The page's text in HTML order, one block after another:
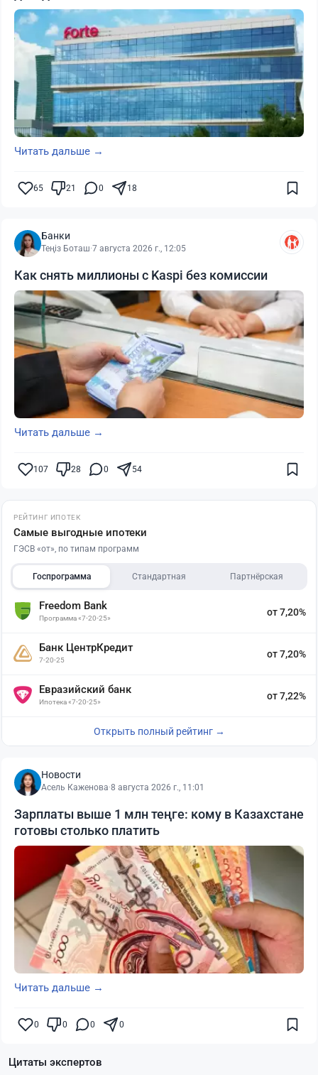
Читать дальше →
65 21 0 18
Банки
Теңіз Боташ·7 августа 2026 г., 12:05
Как снять миллионы с Kaspi без комиссии
Читать дальше →
107 28 0 54
РЕЙТИНГ ИПОТЕК
Самые выгодные ипотеки
ГЭСВ «от», по типам программ
Госпрограмма Стандартная Партнёрская
Freedom Bank
Программа «7-20-25»
от 7,20%
Банк ЦентрКредит
7-20-25
от 7,20%
Евразийский банк
Ипотека «7-20-25»
от 7,22%
Открыть полный рейтинг →
Новости
Асель Каженова·8 августа 2026 г., 11:01
Зарплаты выше 1 млн теңге: кому в Казахстане
готовы столько платить
Читать дальше →
0 0 0 0
Цитаты экспертов